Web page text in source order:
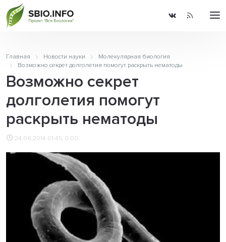
Главная Новости науки
Молекулярная биология
Возможно секрет долголетия помогут раскрыть нематоды
Возможно секрет
долголетия помогут
раскрыть нематоды
24.06.2014 01:45 0.00